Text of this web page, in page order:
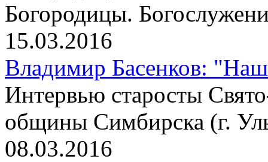
Богородицы.
15.03.2016
Владимир Басенков:
Интервью старосты
общины Симбирска (г.
08.03.2016